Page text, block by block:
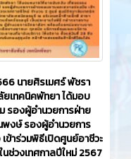
นายศิรเมศร์ พัชรา
เทคนิคพัทยา พร้อม
องผู้อำนวยการฝ่าย